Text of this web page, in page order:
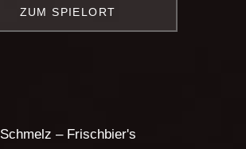
ZUM SPIELORT
Schmelz – Frischbier's